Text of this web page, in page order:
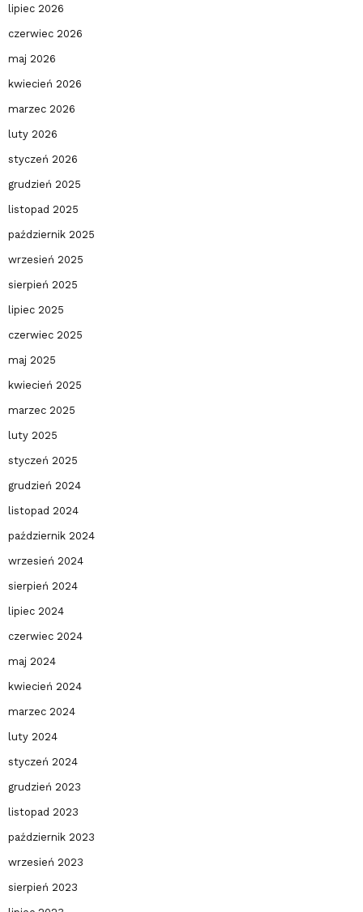
lipiec 2026
czerwiec 2026
maj 2026
kwiecień 2026
marzec 2026
luty 2026
styczeń 2026
grudzień 2025
listopad 2025
październik 2025
wrzesień 2025
sierpień 2025
lipiec 2025
czerwiec 2025
maj 2025
kwiecień 2025
marzec 2025
luty 2025
styczeń 2025
grudzień 2024
listopad 2024
październik 2024
wrzesień 2024
sierpień 2024
lipiec 2024
czerwiec 2024
maj 2024
kwiecień 2024
marzec 2024
luty 2024
styczeń 2024
grudzień 2023
listopad 2023
październik 2023
wrzesień 2023
sierpień 2023